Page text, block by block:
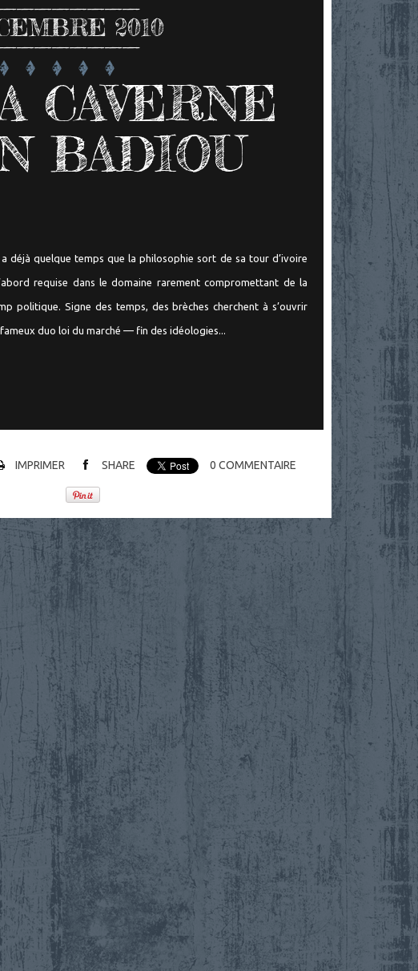
2010
CAVERNE
BADIOU
déjà quelque temps que la philosophie sort de sa tour d’ivoire
requise dans le domaine rarement compromettant de la
politique. Signe des temps, des brèches cherchent à s’ouvrir
duo loi du marché — fin des idéologies...
IMPRIMER SHARE 0 COMMENTAIRE